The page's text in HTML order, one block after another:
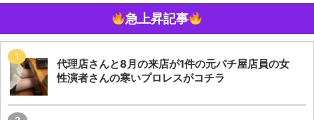
急上昇記事
代理店さんと8月の来店が1件の元パチ屋店員の女
性演者さんの寒いプロレスがコチラ